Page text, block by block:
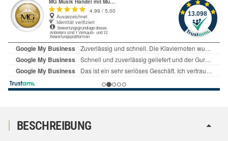
BESCHREIBUNG